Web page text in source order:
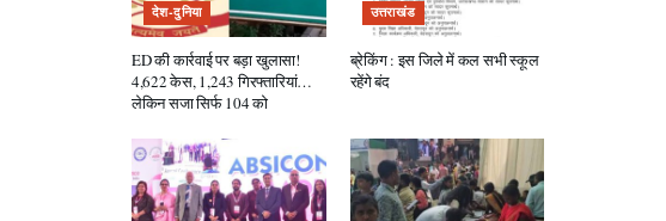
देश-दुनिया
ED की कार्रवाई पर बड़ा खुलासा!
4,622 केस, 1,243 गिरफ्तारियां…
लेकिन सजा सिर्फ 104 को
उत्तराखंड
ब्रेकिंग : इस जिले में कल सभी स्कूल
रहेंगे बंद